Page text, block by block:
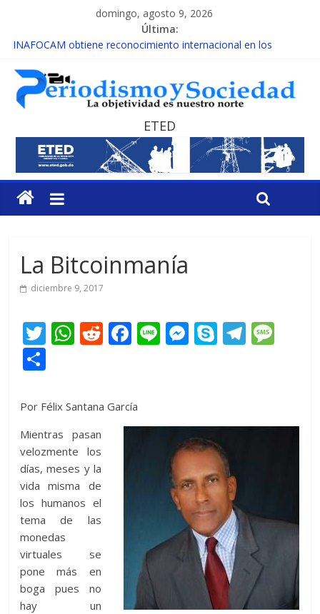
domingo, agosto 9, 2026
Última:
INAFOCAM obtiene reconocimiento internacional en los
15 de febrero de cada año es Día Nacional de la lucha contra el
cáncer infantil
EL ENFOQUE UNILATERAL DE LA COALICIÓN
MESCyT y Universidad Albizu apoyarán rehabilitación de
reclusos
MESCyT presenta calendario de Consulta Nacional por la
Educación
ETED
La Bitcoinmanía
diciembre 9, 2017
T
er
W
s
p
p
R
di
F
b
o
Li M
n
g
er
S
e
T
a g
m
p
ar
ti
r
Por Félix Santana García
Mientras pasan
velozmente los
días, meses y la
vida misma de
los humanos el
tema de las
monedas
virtuales se
pone más en
boga pues no
hay un